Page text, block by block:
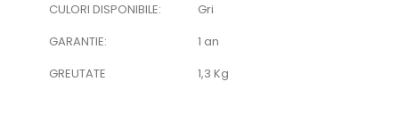
CULORI DISPONIBILE:
Gri
GARANTIE:
1 an
GREUTATE
1,3 Kg